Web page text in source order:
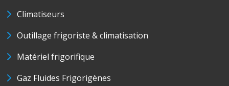
Climatiseurs
Outillage frigoriste & climatisation
Matériel frigorifique
Gaz Fluides Frigorigènes